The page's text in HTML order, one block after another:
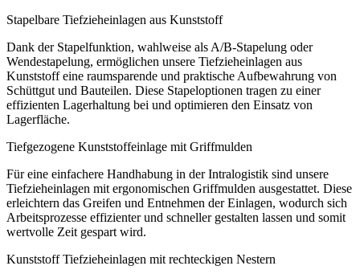
Stapelbare Tiefzieheinlagen aus Kunststoff
Dank der Stapelfunktion, wahlweise als A/B-Stapelung oder
Wendestapelung, ermöglichen unsere Tiefzieheinlagen aus
Kunststoff eine raumsparende und praktische Aufbewahrung von
Schüttgut und Bauteilen. Diese Stapeloptionen tragen zu einer
effizienten Lagerhaltung bei und optimieren den Einsatz von
Lagerfläche.
Tiefgezogene Kunststoffeinlage mit Griffmulden
Für eine einfachere Handhabung in der Intralogistik sind unsere
Tiefzieheinlagen mit ergonomischen Griffmulden ausgestattet. Diese
erleichtern das Greifen und Entnehmen der Einlagen, wodurch sich
Arbeitsprozesse effizienter und schneller gestalten lassen und somit
wertvolle Zeit gespart wird.
Kunststoff Tiefzieheinlagen mit rechteckigen Nestern